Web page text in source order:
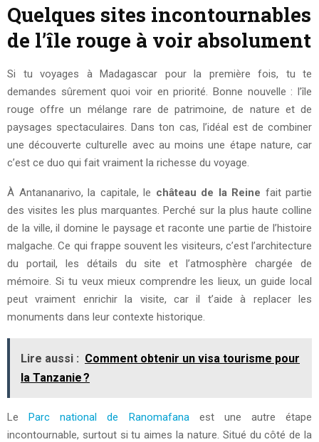
Quelques sites incontournables
de l’île rouge à voir absolument
Si tu voyages à Madagascar pour la première fois, tu te
demandes sûrement quoi voir en priorité. Bonne nouvelle : l’île
rouge offre un mélange rare de patrimoine, de nature et de
paysages spectaculaires. Dans ton cas, l’idéal est de combiner
une découverte culturelle avec au moins une étape nature, car
c’est ce duo qui fait vraiment la richesse du voyage.
À Antananarivo, la capitale, le château de la Reine fait partie
des visites les plus marquantes. Perché sur la plus haute colline
de la ville, il domine le paysage et raconte une partie de l’histoire
malgache. Ce qui frappe souvent les visiteurs, c’est l’architecture
du portail, les détails du site et l’atmosphère chargée de
mémoire. Si tu veux mieux comprendre les lieux, un guide local
peut vraiment enrichir la visite, car il t’aide à replacer les
monuments dans leur contexte historique.
Lire aussi : Comment obtenir un visa tourisme pour
la Tanzanie ?
LeParc national de Ranomafanaest une autre étape
incontournable, surtout si tu aimes la nature. Situé du côté de la